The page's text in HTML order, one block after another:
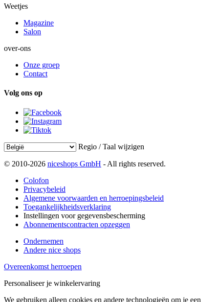
Weetjes
Magazine
Salon
over-ons
Onze groep
Contact
Volg ons op
Regio / Taal wijzigen
© 2010-2026 niceshops GmbH - All rights reserved.
Colofon
Privacybeleid
Algemene voorwaarden en herroepingsbeleid
Toegankelijkheidsverklaring
Instellingen voor gegevensbescherming
Abonnementscontracten opzeggen
Ondernemen
Andere nice shops
Overeenkomst herroepen
Personaliseer je winkelervaring
We gebruiken alleen cookies en andere technologieën om je een